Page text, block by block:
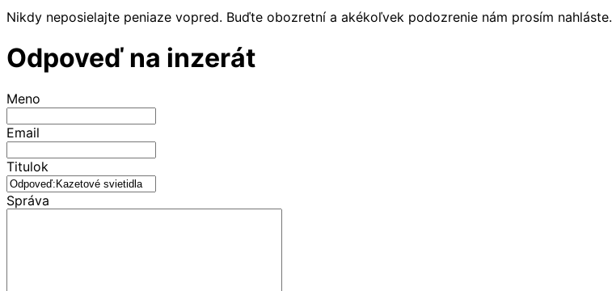
Nikdy neposielajte peniaze vopred. Buďte obozretní a akékoľvek podozrenie nám prosím nahláste.
Odpoveď na inzerát
Meno
Email
Titulok
Správa